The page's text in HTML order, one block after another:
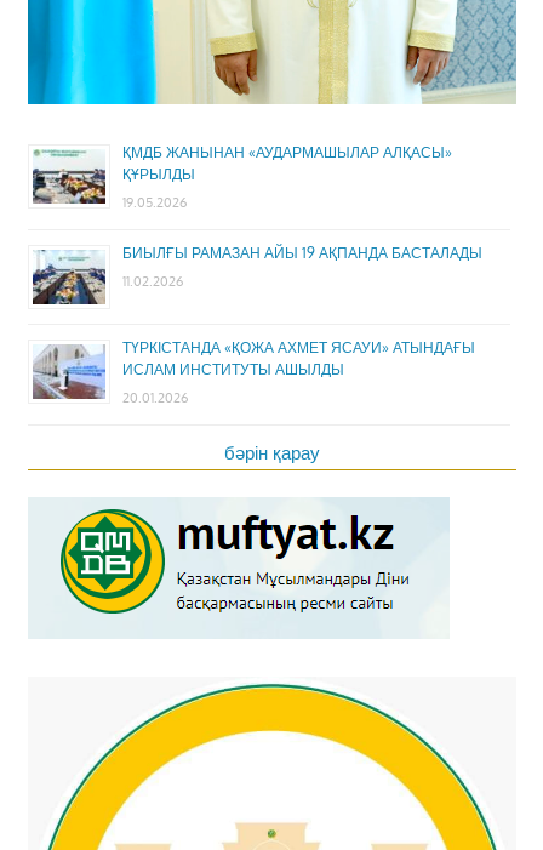
ҚМДБ ЖАНЫНАН «АУДАРМАШЫЛАР АЛҚАСЫ»
ҚҰРЫЛДЫ
19.05.2026
БИЫЛҒЫ РАМАЗАН АЙЫ 19 АҚПАНДА БАСТАЛАДЫ
11.02.2026
ТҮРКІСТАНДА «ҚОЖА АХМЕТ ЯСАУИ» АТЫНДАҒЫ
ИСЛАМ ИНСТИТУТЫ АШЫЛДЫ
20.01.2026
бәрін қарау